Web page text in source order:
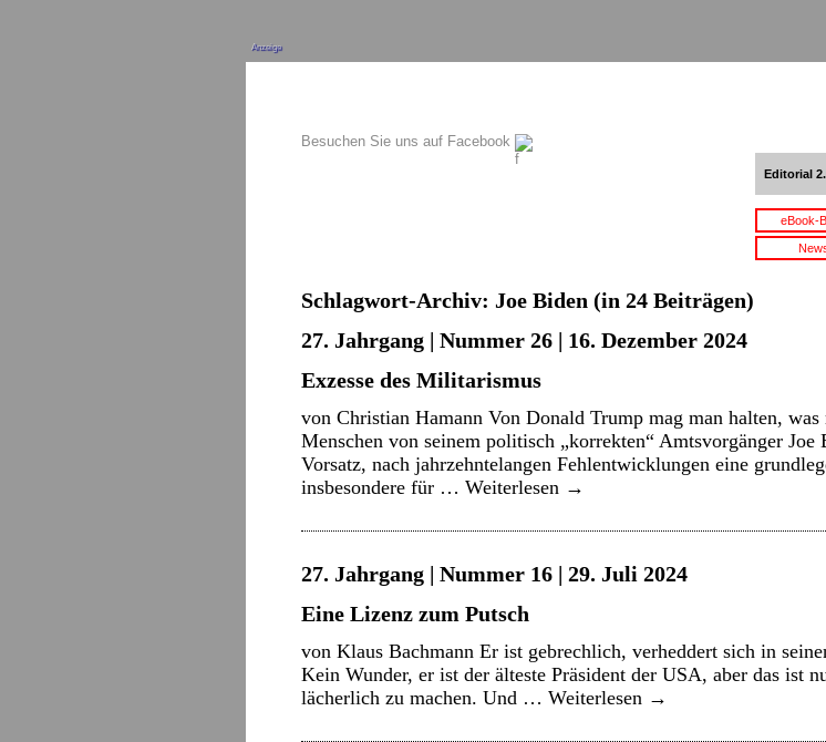
Anzeige
Besuchen Sie uns auf Facebook
Editorial
eBook-
Schlagwort-Archiv: Joe Biden (in 24 Beiträgen)
27. Jahrgang | Nummer 26 | 16. Dezember 2024
Exzesse des Militarismus
von Christian Hamann Von Donald Trump mag man halten,
Menschen von seinem politisch „korrekten“ Amtsvorgänger
Vorsatz, nach jahrzehntelangen Fehlentwicklungen eine
insbesondere für … Weiterlesen →
27. Jahrgang | Nummer 16 | 29. Juli 2024
Eine Lizenz zum Putsch
von Klaus Bachmann Er ist gebrechlich, verheddert sich in
Kein Wunder, er ist der älteste Präsident der USA, aber das ist
lächerlich zu machen. Und … Weiterlesen →